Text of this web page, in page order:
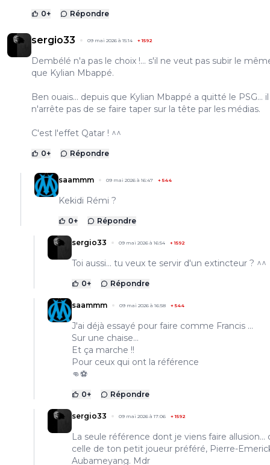
0+ Répondre
sergio33 09 mai 2026 à 15:14 +1592
Dembélé n'a pas le choix !... s'il ne veut pas subir le
que Kylian Mbappé.
Ben ouais... depuis que Kylian Mbappé a quitté le PSG... il
n'arrête pas de se faire taper sur la tête par les médias.
C'est l'effet Qatar ! ^^
0+ Répondre
saammm 09 mai 2026 à 16:47 +544
Kekidi Rémi ?
0+ Répondre
sergio33 09 mai 2026 à 16:54 +1592
Toi aussi... tu veux te servir d'un extincteur ? ^^
0+ Répondre
saammm 09 mai 2026 à 16:58 +544
J'ai déjà essayé pour faire comme Francis ...
Sur une chaise...
Et ça marche !!
Pour ceux qui ont la référence
👊⚽
0+ Répondre
sergio33 09 mai 2026 à 17:06 +1592
La seule référence dont je viens faire allusion...
celle de ton petit joueur préféré, Pierre-
Aubameyang. Mdr